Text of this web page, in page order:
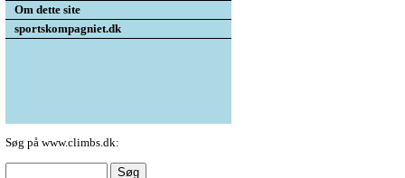
Om dette site
sportskompagniet.dk
Søg på www.climbs.dk: